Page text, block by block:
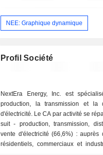
NEE: Graphique dynamique
Profil Société
NextEra Energy, Inc. est
production, la transmission et la
d'électricité. Le CA par activité se
suit - production, transmission, distribution et
vente d'électricité (66,6%) : auprès
résidentiels, commerciaux et